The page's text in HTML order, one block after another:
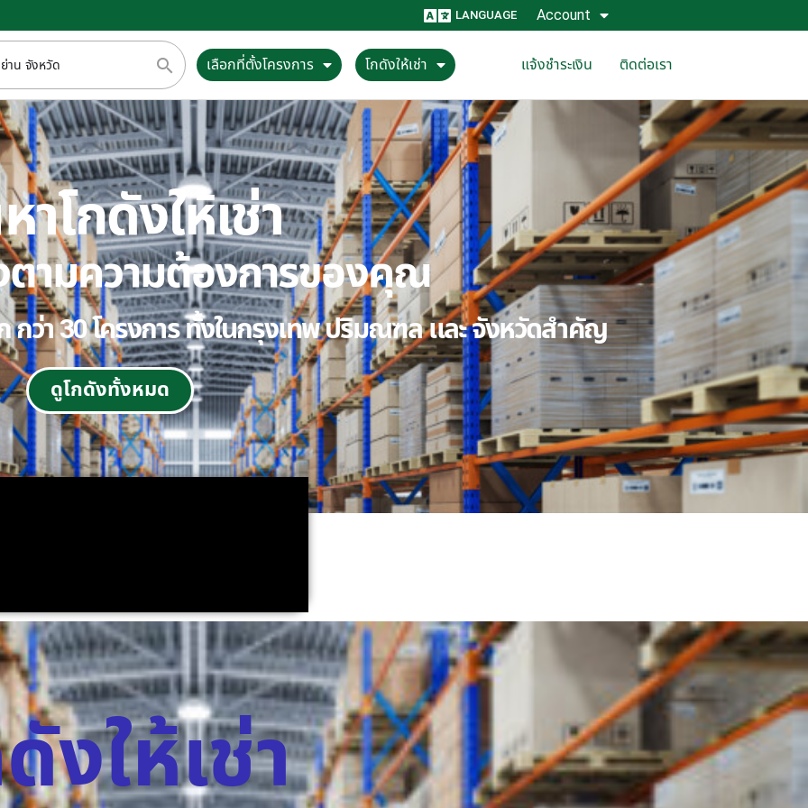
LANGUAGE Account
เลือกที่ตั้งโครงการ โกดังให้เช่า แจ้งชำระเงิน ติดต่อเรา
โกดังให้เช่า
ตามความต้องการของคุณ
กว่า 30 โครงการ ทั้งในกรุงเทพ ปริมณฑล และ จังหวัดสำคัญ
ดูโกดังทั้งหมด
งให้เช่า